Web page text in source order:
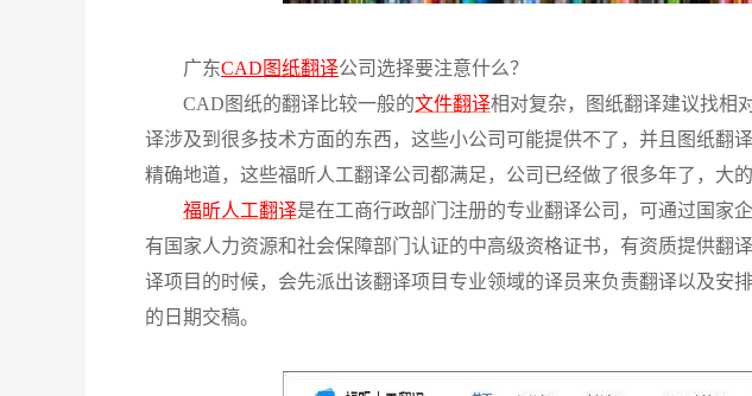
广东CAD图纸翻译公司选择要注意什么？
CAD图纸的翻译比较一般的文件翻译相对复杂，图纸翻译建议找相
译涉及到很多技术方面的东西，这些小公司可能提供不了，并且图纸翻
精确地道，这些福昕人工翻译公司都满足，公司已经做了很多年了，大
福昕人工翻译是在工商行政部门注册的专业翻译公司，可通过国家
有国家人力资源和社会保障部门认证的中高级资格证书，有资质提供翻
译项目的时候，会先派出该翻译项目专业领域的译员来负责翻译以及安
的日期交稿。